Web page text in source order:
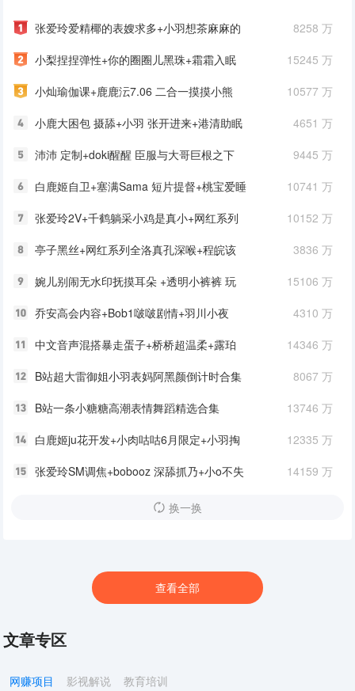
张爱玲爱精椰的表嫂求多+小羽想茶麻麻的
后面+那我去睡觉了
8258 万
小梨捏捏弹性+你的圈圈儿黑珠+霜霜入眠
+小肉咕咕肥囤黑毛黑虎
15245 万
小灿瑜伽课+鹿鹿沄7.06 二合一摸摸小熊
+港清助眠耶吊带裙头纱+小羊喵
10577 万
小鹿大困包 摄舔+小羽 张开进来+港清助眠
耶吊带不遮乃+沛沛捏捏揉揉
4651 万
沛沛 定制+doki醒醒 臣服与大哥巨根之下
私人定制+港清助眠耶 连体皮衣各种倒计时
9445 万
白鹿姬自卫+塞满Sama 短片提督+桃宝爱睡
觉捏 真孔粉黑豆
10741 万
张爱玲2V+千鹤躺采小鸡是真小+网红系列
阿黑颜+小羊喵 这套内搭哥哥
10152 万
亭子黑丝+网红系列全洛真孔深喉+程皖该
睡觉啦神秘六 s难道我是+Bob1啵啵
3836 万
婉儿别闹无水印抚摸耳朵 +透明小裤裤 玩
具入+4A小音频 865M
15106 万
乔安高会内容+Bob1啵啵剧情+羽川小夜
Sayo+腿腿+QIUQIUUN 限定9 甜麦
4310 万
中文音声混搭暴走蛋子+桥桥超温柔+露珀
塔6A
14346 万
B站超大雷御姐小羽表妈阿黑颜倒计时合集
5v+997 MB
8067 万
B站一条小糖糖高潮表情舞蹈精选合集
30v+2.8G
13746 万
白鹿姬ju花开发+小肉咕咕6月限定+小羽掏
耳+网红系列摄甜口水
12335 万
张爱玲SM调焦+bobooz 深舔抓乃+小o不失
14159 万
换一换
查看全部
文章专区
网赚项目 影视解说 教育培训